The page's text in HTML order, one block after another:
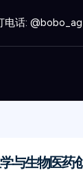
电话: @bobo_ag
与生物医药